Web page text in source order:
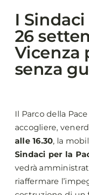
I
26
Vicenza
senza
Il Parco della
accogliere,
alle 16.30, la
Sindaci per la
vedrà
riaffermare